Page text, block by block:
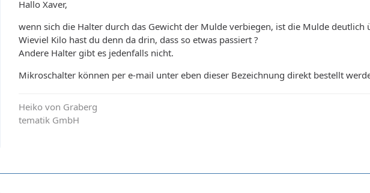
Hallo Xaver,
wenn sich die Halter durch das Gewicht der Mulde verbiegen, ist die Mulde deutlich
Wieviel Kilo hast du denn da drin, dass so etwas passiert ?
Andere Halter gibt es jedenfalls nicht.
Mikroschalter können per e-mail unter eben dieser Bezeichnung direkt bestellt
Heiko von Graberg
tematik GmbH